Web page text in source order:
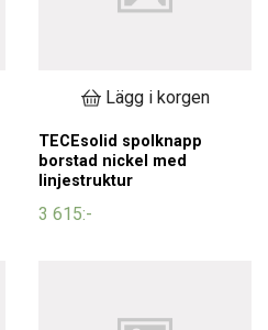
Lägg i korgen
TECEsolid spolknapp
borstad nickel med
linjestruktur
3 615:-